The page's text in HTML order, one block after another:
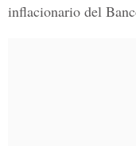
inflacionario del